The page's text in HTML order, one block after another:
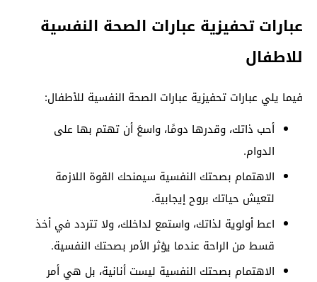
عبارات تحفيزية عبارات الصحة النفسية
للاطفال
فيما يلي عبارات تحفيزية عبارات الصحة النفسية للأطفال:
أحب ذاتك، وقدرها دومًا، واسعَ أن تهتم بها على
الدوام.
الاهتمام بصحتك النفسية سيمنحك القوة اللازمة
لتعيش حياتك بروح إيجابية.
اعط أولوية لذاتك، واستمع لداخلك، ولا تتردد في أخذ
قسط من الراحة عندما يؤثر الأمر بصحتك النفسية.
الاهتمام بصحتك النفسية ليست أنانية، بل هي أمر